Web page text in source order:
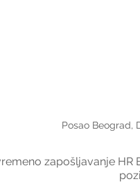
Posao Beograd,
zapošljavanje HR